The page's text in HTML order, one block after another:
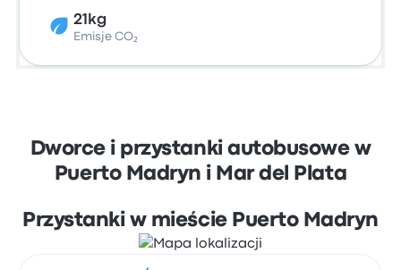
21kg
Emisje CO₂
Dworce i przystanki autobusowe w
Puerto Madryn i Mar del Plata
Przystanki w mieście Puerto Madryn